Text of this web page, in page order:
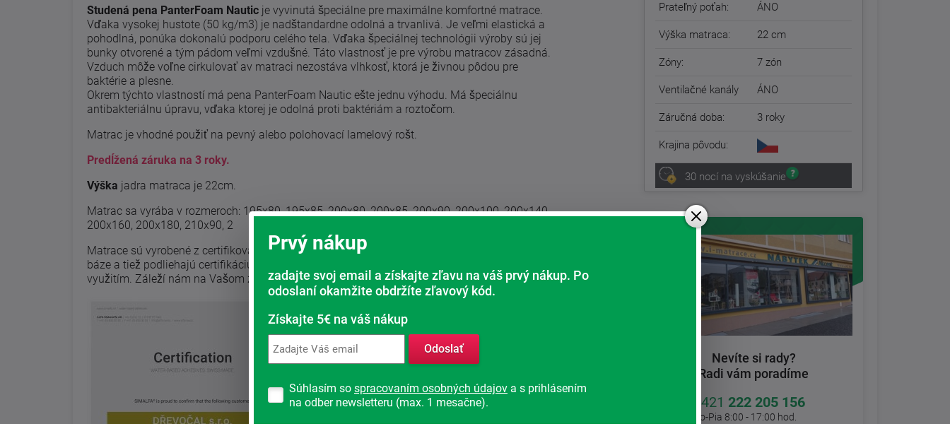
Studená pena PanterFoam Nautic je vyvinutá špeciálne pre maximálne komfortné matrace.
Vďaka vysokej hustote (50 kg/m3) je nadštandardne odolná a trvanlivá. Je veľmi elastická a
pohodlná, ponúka dokonalú podporu celého tela. Vďaka špeciálnej technológii výroby sú jej
bunky otvorené a tým pádom veľmi vzdušné. Táto vlastnosť je pre výrobu matracov zásadná.
Vzduch môže voľne cirkulovať av matraci nezostáva vlhkosť, ktorá je živnou pôdou pre
baktérie a plesne.
Okrem týchto vlastností má pena PanterFoam Nautic ešte jednu výhodu. Má špeciálnu
antibakteriálnu úpravu, vďaka ktorej je odolná proti baktériám a roztočom.
Matrac je vhodné použiť na pevný alebo polohovací lamelový rošt.
Predĺžená záruka na 3 roky.
Výška jadra matraca je 22cm.
Matrac sa vyrába v rozmeroch: 195x80, 195x85, 200x80, 200x85, 200x90, 200x100, 200x140,
200x160, 200x180, 210x90, 2
Matrace sú vyrobené z certifikovaných materiálov. Využitá lepidlá sú vyrábané na vodnej
báze a tiež podliehajú certifikáciu. Matrace sú teda bez zápachu a nutnosti vetranie pred ich
využitím. Záleží nám na Vašom zdraví aj na životnom prostredí.
Prateľný poťah: ÁNO
Výška matraca: 22 cm
Zóny: 7 zón
Ventilačné kanály ÁNO
Záručná doba: 3 roky
Krajina pôvodu:
30 nocí na vyskúšanie
Nevíte si rady?
Radi vám poradíme
+421 222 205 156
Po-Pia 8:00 - 17:00 hod.
Prvý nákup
zadajte svoj email a získajte zľavu na váš prvý nákup. Po
odoslaní okamžite obdržíte zľavový kód.
Získajte 5€ na váš nákup
Odoslať
Súhlasím so spracovaním osobných údajov a s prihlásením
na odber newsletteru (max. 1 mesačne).